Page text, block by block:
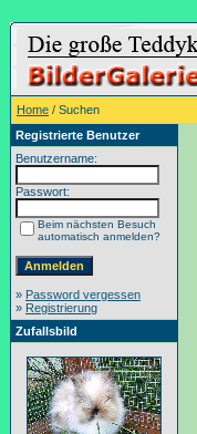
Home / Suchen
Registrierte Benutzer
Benutzername:
Passwort:
Beim nächsten Besuch
automatisch anmelden?
» Password vergessen
» Registrierung
Zufallsbild